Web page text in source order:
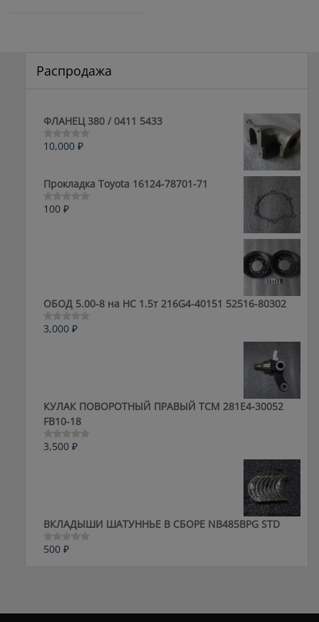
Распродажа
ФЛАНЕЦ 380 / 0411 5433
Оценка
5
10,000 ₽
Прокладка Toyota 16124-78701-71
Оценка
100 ₽
ОБОД 5.00-8 на HC 1.5т 216G4-40151 52516-80302
Оценка
3,000 ₽
КУЛАК ПОВОРОТНЫЙ ПРАВЫЙ ТСМ 281E4-30052
FB10-18
Оценка
3,500 ₽
ВКЛАДЫШИ ШАТУННЬЕ В СБОРЕ NB485BPG STD
Оценка
500 ₽